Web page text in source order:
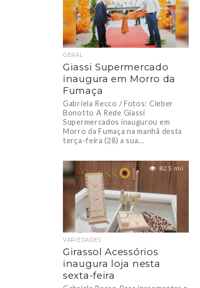
GERAL
Giassi Supermercado
inaugura em Morro da
Fumaça
Gabriela Recco / Fotos: Cleber
Bonotto A Rede Giassi
Supermercados inaugurou em
Morro da Fumaça na manhã desta
terça-feira (28) a sua...
82.5 mil
VARIEDADES
Girassol Acessórios
inaugura loja nesta
sexta-feira